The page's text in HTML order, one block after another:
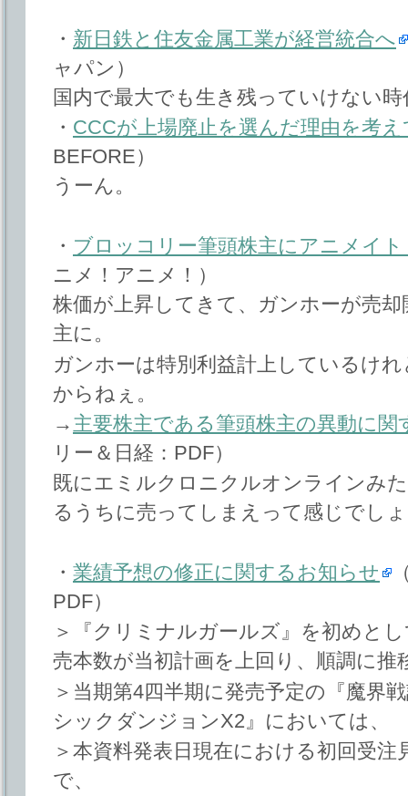
・ 新日鉄と住友金属工業が経営統合へ
ャパン）
国内で最大でも生き残っていけない
・ CCCが上場廃止を選んだ理由を考
BEFORE）
うーん。
・ ブロッコリー筆頭株主にアニメイ
ニメ！アニメ！）
株価が上昇してきて、ガンホーが売
主に。
ガンホーは特別利益計上しているけ
からねぇ。
→ 主要株主である筆頭株主の異動に関
リー＆日経：PDF）
既にエミルクロニクルオンラインみ
るうちに売ってしまえって感じでし
・ 業績予想の修正に関するお知らせ
PDF）
＞『クリミナルガールズ』を初めと
売本数が当初計画を上回り、順調に推
＞当期第4四半期に発売予定の『魔界
シックダンジョンX2』においては、
＞本資料発表日現在における初回受
で、